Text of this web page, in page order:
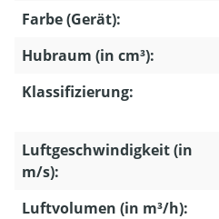
Farbe (Gerät):
Hubraum (in cm³):
Klassifizierung:
Luftgeschwindigkeit (in
m/s):
Luftvolumen (in m³/h):